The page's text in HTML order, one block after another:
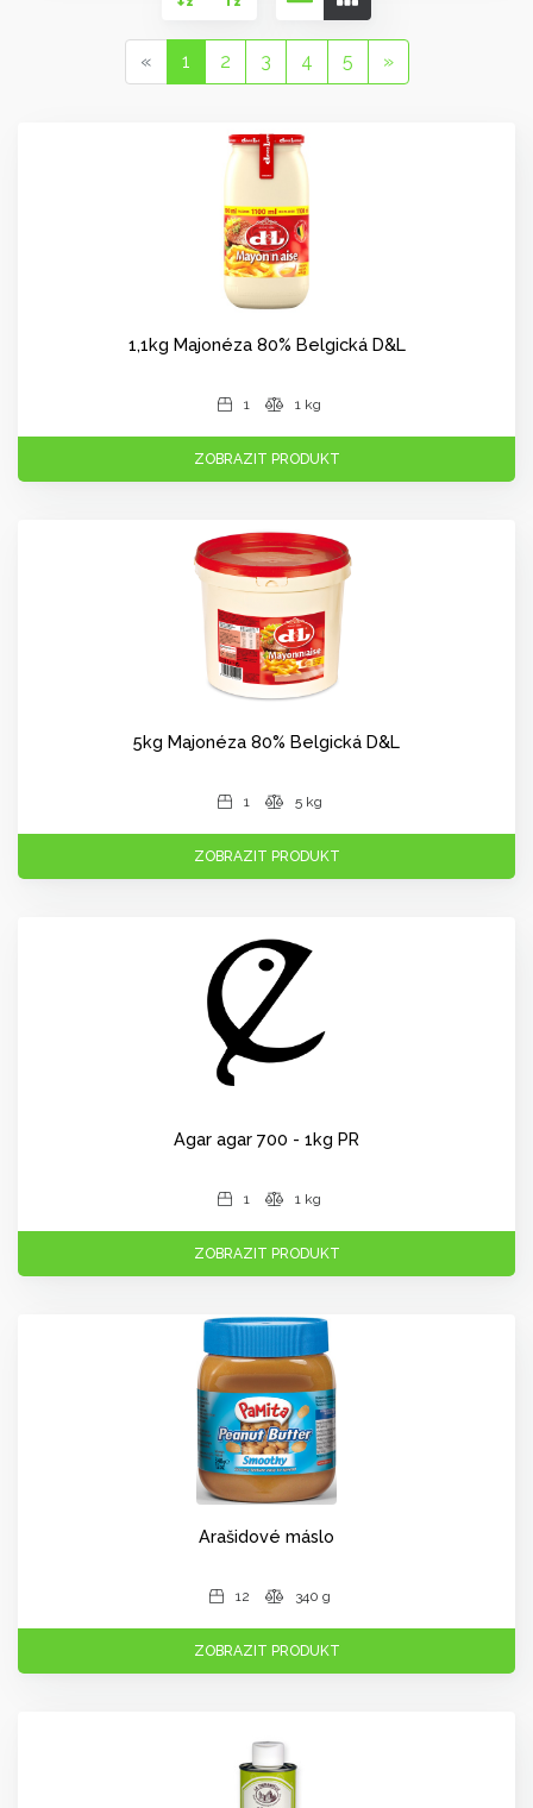
« 1 2 3 4 5 »
1,1kg Majonéza 80% Belgická D&L
1 1 kg
ZOBRAZIT PRODUKT
5kg Majonéza 80% Belgická D&L
1 5 kg
ZOBRAZIT PRODUKT
Agar agar 700 - 1kg PR
1 1 kg
ZOBRAZIT PRODUKT
Arašidové máslo
12 340 g
ZOBRAZIT PRODUKT